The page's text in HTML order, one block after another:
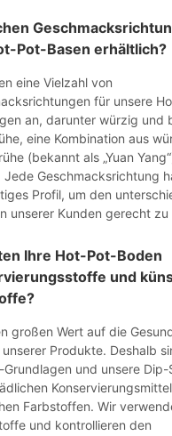
Pot-Basen erhältlich?
eine Vielzahl von
für unsere
an, darunter würzig und
eine Kombination aus
(bekannt als „Yuan
Jede Geschmacksrichtung
Profil, um den
unserer Kunden gerecht zu
Ihre Hot-Pot-Boden
und
großen Wert auf die
Produkte. Deshalb
Grundlagen und unsere Dip-
Farbstoffen. Wir
und kontrollieren den